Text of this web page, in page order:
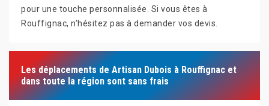
pour une touche personnalisée. Si vous êtes à
Rouffignac, n’hésitez pas à demander vos devis.
Les déplacements de Artisan Dubois à Rouffignac et
dans toute la région sont sans frais